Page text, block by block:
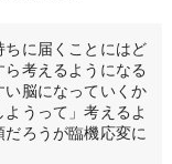
ちに届くことにはど
考えるようになる
脳になっていくか
うって」考えるよ
ろうが臨機応変に